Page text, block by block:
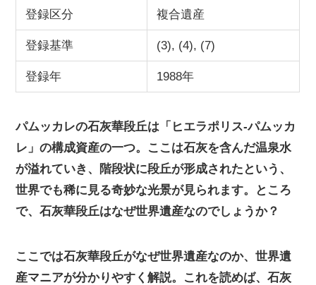
登録区分 複合遺産
登録基準 (3), (4), (7)
登録年 1988年
パムッカレの石灰華段丘は「ヒエラポリス-パムッカ
レ」の構成資産の一つ。ここは石灰を含んだ温泉水
が溢れていき、階段状に段丘が形成されたという、
世界でも稀に見る奇妙な光景が見られます。ところ
で、石灰華段丘はなぜ世界遺産なのでしょうか？
ここでは石灰華段丘がなぜ世界遺産なのか、世界遺
産マニアが分かりやすく解説。これを読めば、石灰